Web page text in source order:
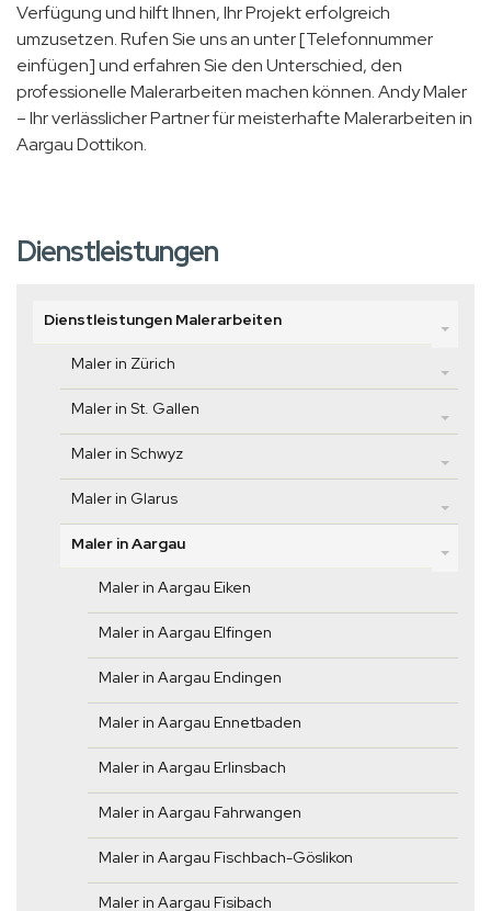
Verfügung und hilft Ihnen, Ihr Projekt erfolgreich
umzusetzen. Rufen Sie uns an unter [Telefonnummer
einfügen] und erfahren Sie den Unterschied, den
professionelle Malerarbeiten machen können. Andy Maler
– Ihr verlässlicher Partner für meisterhafte Malerarbeiten in
Aargau Dottikon.
Dienstleistungen
Dienstleistungen Malerarbeiten
Maler in Zürich
Maler in St. Gallen
Maler in Schwyz
Maler in Glarus
Maler in Aargau
Maler in Aargau Eiken
Maler in Aargau Elfingen
Maler in Aargau Endingen
Maler in Aargau Ennetbaden
Maler in Aargau Erlinsbach
Maler in Aargau Fahrwangen
Maler in Aargau Fischbach-Göslikon
Maler in Aargau Fisibach